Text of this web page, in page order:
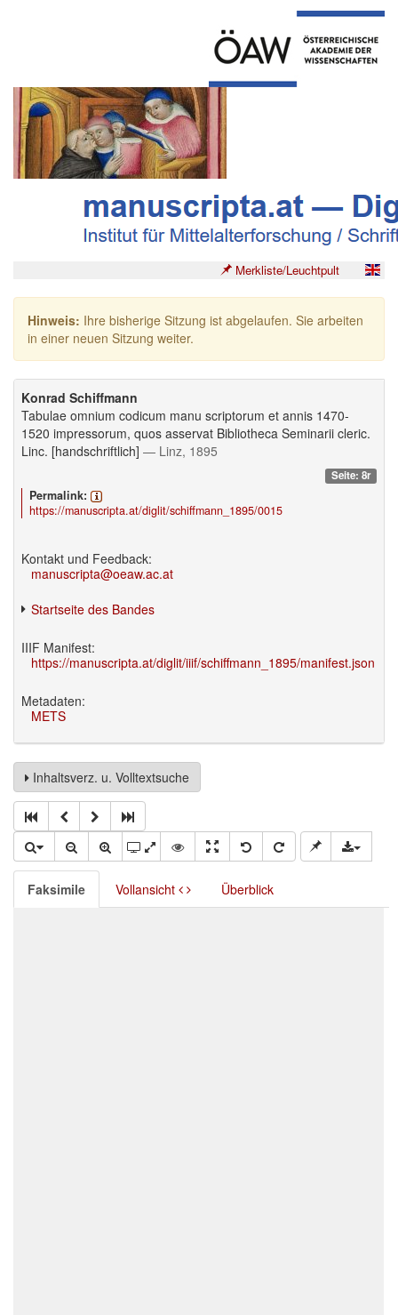
Merkliste/Leuchtpult
Hinweis: Ihre bisherige Sitzung ist abgelaufen. Sie arbeiten
in einer neuen Sitzung weiter.
Konrad Schiffmann
Tabulae omnium codicum manu scriptorum et annis 1470-
1520 impressorum, quos asservat Bibliotheca Seminarii cleric.
Linc. [handschriftlich] — Linz, 1895
Seite: 8r
Permalink:
https://manuscripta.at/diglit/schiffmann_1895/0015
Kontakt und Feedback:
manuscripta@oeaw.ac.at
Startseite des Bandes
IIIF Manifest:
https://manuscripta.at/diglit/iiif/schiffmann_1895/manifest.json
Metadaten:
METS
Inhaltsverz. u. Volltextsuche
Faksimile Vollansicht Überblick